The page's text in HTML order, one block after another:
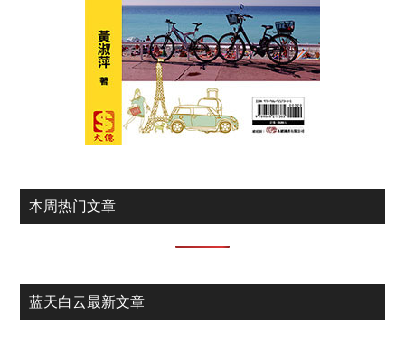
本周热门文章
蓝天白云最新文章